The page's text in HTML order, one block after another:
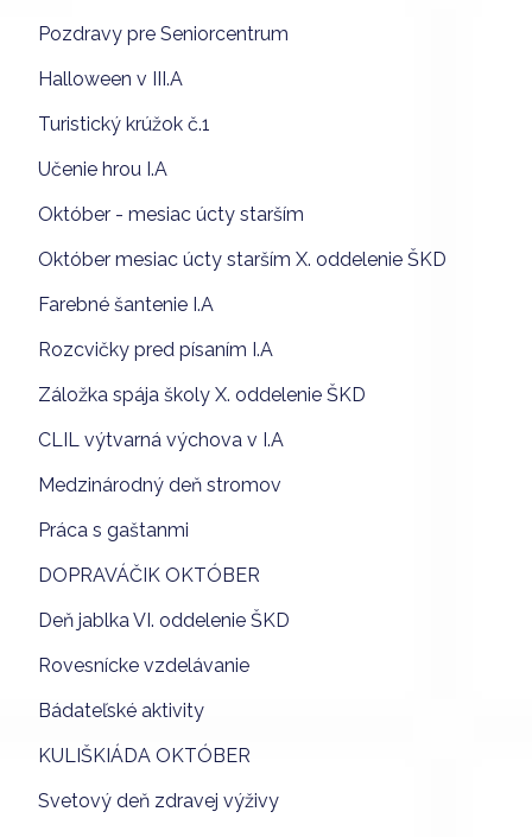
Pozdravy pre Seniorcentrum
Halloween v III.A
Turistický krúžok č.1
Učenie hrou I.A
Október - mesiac úcty starším
Október mesiac úcty starším X. oddelenie ŠKD
Farebné šantenie I.A
Rozcvičky pred písaním I.A
Záložka spája školy X. oddelenie ŠKD
CLIL výtvarná výchova v I.A
Medzinárodný deň stromov
Práca s gaštanmi
DOPRAVÁČIK OKTÓBER
Deň jablka VI. oddelenie ŠKD
Rovesnícke vzdelávanie
Bádateľské aktivity
KULIŠKIÁDA OKTÓBER
Svetový deň zdravej výživy